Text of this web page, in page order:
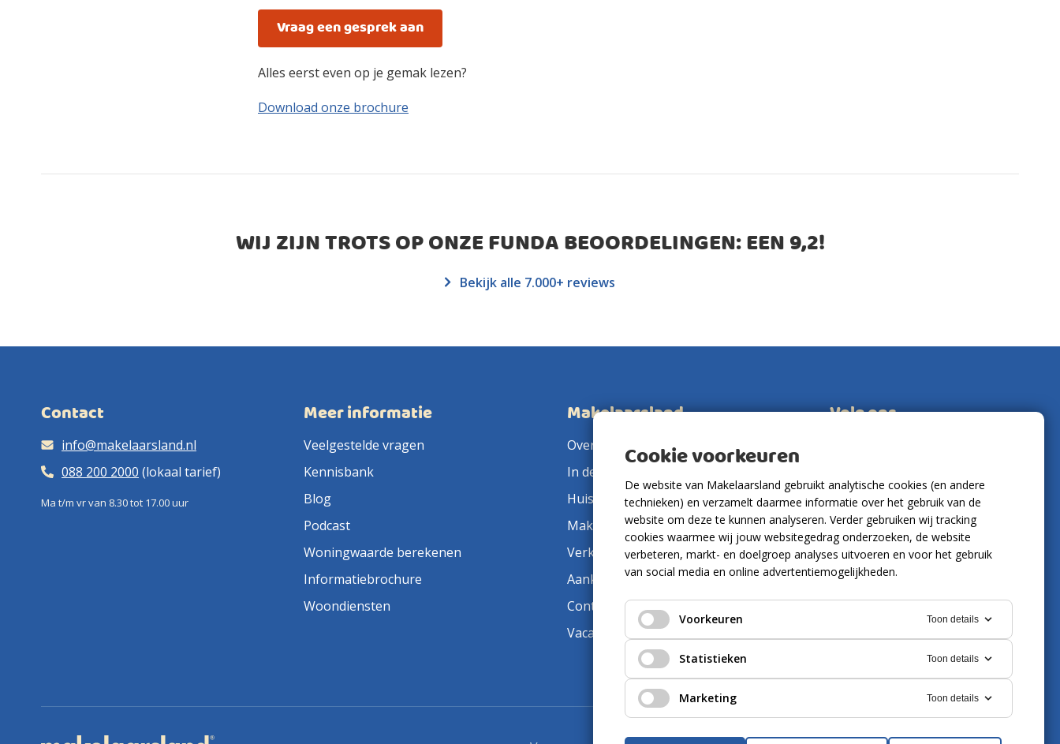
Vraag een gesprek aan
Alles eerst even op je gemak lezen?
Download onze brochure
WIJ ZIJN TROTS OP ONZE FUNDA BEOORDELINGEN: EEN9,2!
Bekijk alle 7.000+ reviews
Contact
info@makelaarsland.nl
088 200 2000 (lokaal tarief)
Ma t/m vr van 8.30 tot 17.00 uur
Meer informatie
Veelgestelde vragen
Kennisbank
Blog
Podcast
Woningwaarde berekenen
Informatiebrochure
Woondiensten
Makelaarsland
Over ons
In de pers
Huis verkopen
Makelaar in de buurt
Verkoopmakelaar
Aankoopmakelaar
Contact
Vacatures
Volg ons
Cookie voorkeuren
De website van Makelaarsland gebruikt analytische cookies (en andere
technieken) en verzamelt daarmee informatie over het gebruik van de
website om deze te kunnen analyseren. Verder gebruiken wij tracking
cookies waarmee wij jouw websitegedrag onderzoeken, de website
verbeteren, markt- en doelgroep analyses uitvoeren en voor het gebruik
van social media en online advertentiemogelijkheden.
Voorkeuren Toon details
Statistieken Toon details
Marketing Toon details